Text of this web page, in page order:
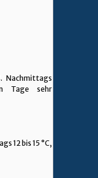
Nachmittags
Tage sehr
12 bis 15 °C,